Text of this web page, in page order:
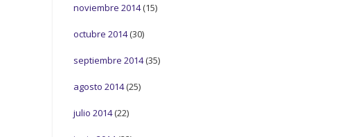
noviembre 2014(15)
octubre 2014(30)
septiembre 2014(35)
agosto 2014(25)
julio 2014(22)